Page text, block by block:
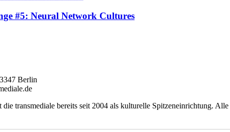
#5: Neural Network Cultures
Berlin
die transmediale bereits seit 2004 als kulturelle Spitzeneinrichtung. Alle